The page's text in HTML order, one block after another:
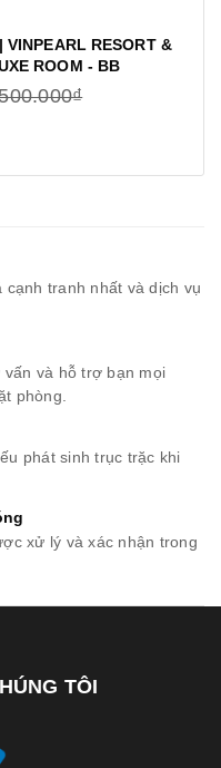
RESORT &
ROOM - BB
tranh nhất và dịch vụ
và hỗ trợ bạn mọi
phòng.
phát sinh trục trặc khi
xử lý và xác nhận trong
TÔI